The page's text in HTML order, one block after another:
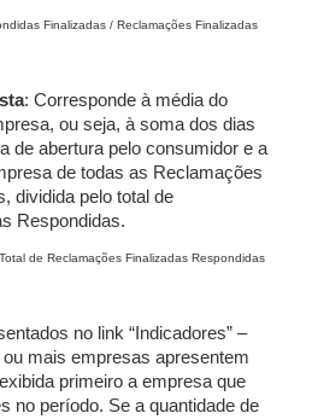
Finalizadas / Reclamações Finalizadas
: Corresponde à média do
ou seja, à soma dos dias
de abertura pelo consumidor e a
de todas as Reclamações
dividida pelo total de
Respondidas.
de Reclamações Finalizadas Respondidas
no link “Indicadores” –
ou mais empresas apresentem
primeiro a empresa que
no período. Se a quantidade de